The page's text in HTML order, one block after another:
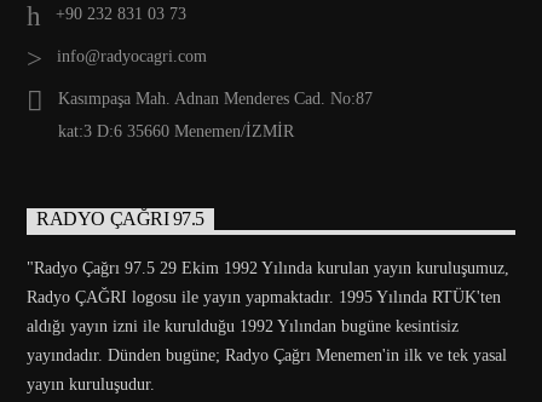
+90 232 831 03 73
info@radyocagri.com
Kasımpaşa Mah. Adnan Menderes Cad. No:87
kat:3 D:6 35660 Menemen/İZMİR
RADYO ÇAĞRI 97.5
"Radyo Çağrı 97.5 29 Ekim 1992 Yılında kurulan yayın kuruluşumuz,
Radyo ÇAĞRI logosu ile yayın yapmaktadır. 1995 Yılında RTÜK'ten
aldığı yayın izni ile kurulduğu 1992 Yılından bugüne kesintisiz
yayındadır. Dünden bugüne; Radyo Çağrı Menemen'in ilk ve tek yasal
yayın kuruluşudur.